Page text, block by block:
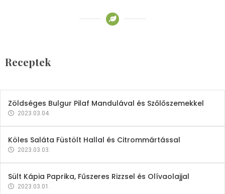
Receptek
2023.03.06.
Zöldséges Bulgur Pilaf Mandulával és Szőlőszemekkel
2023.03.04.
Köles Saláta Füstölt Hallal és Citrommártással
2023.03.03.
Sült Kápia Paprika, Fűszeres Rizzsel és Olívaolajjal
2023.03.01.